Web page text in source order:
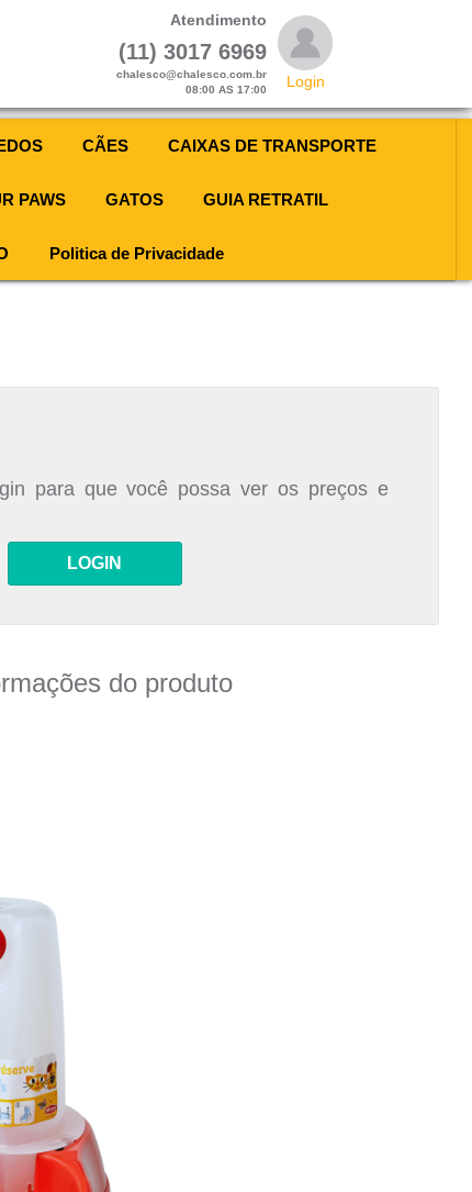
Atendimento
(11) 3017 6969
chalesco@chalesco.com.br
08:00 AS 17:00
Login
CÃES CAIXAS DE TRANSPORTE
PAWS GATOS GUIA RETRATIL
Politica de Privacidade
para que você possa ver os preços e
LOGIN
do produto